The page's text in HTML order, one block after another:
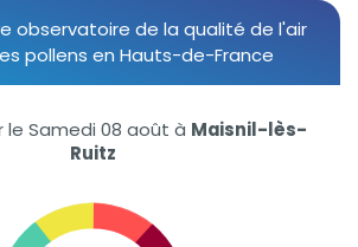
observatoire de la qualité de l'air
pollens en Hauts-de-France
le Samedi 08 août à Maisnil-lès-
Ruitz